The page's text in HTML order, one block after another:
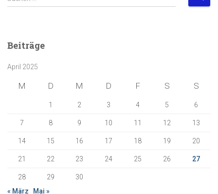
u
n
a
Beiträge
April 2025
M D M D F S S
1 2 3 4 5 6
7 8 9 10 11 12 13
14 15 16 17 18 19 20
21 22 23 24 25 26 27
28 29
30
« März
Mai »